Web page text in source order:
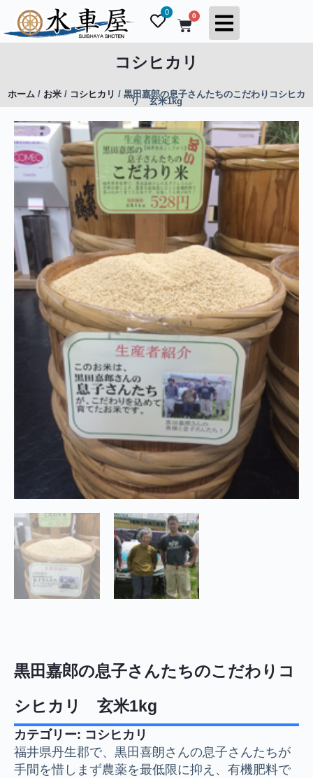
コ
ン
テ
ス
ッ
プ
0 0
コシヒカリ
ホーム / お米 / コシヒカリ / 黒田嘉郎の息子さんたちのこだわりコシヒカ
リ 玄米1kg
黒田嘉郎の息子さんたちのこだわりコ
シヒカリ 玄米1kg
カテゴリー: コシヒカリ
福井県丹生郡で、黒田喜朗さんの息子さんたちが
手間を惜しまず農薬を最低限に抑え、有機肥料で